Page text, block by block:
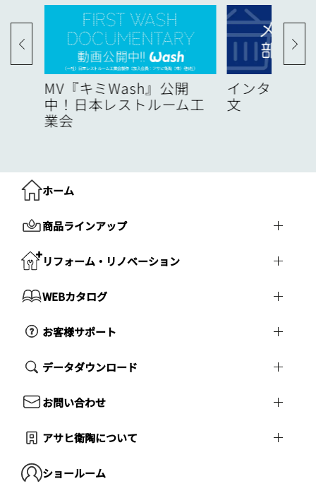
MV『キミWash』公開
中！日本レストルーム工
業会
インターネ
文
ホーム
商品ラインアップ
リフォーム・リノベーション
WEBカタログ
お客様サポート
データダウンロード
お問い合わせ
アサヒ衛陶について
ショールーム